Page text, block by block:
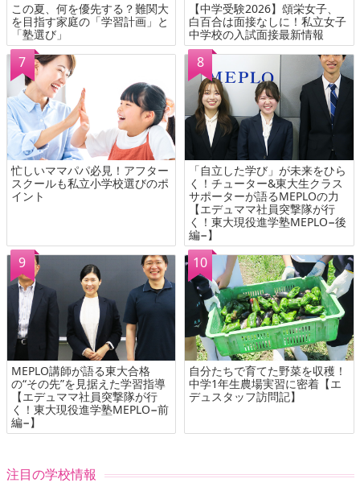
この夏、何を優先する？難関大
を目指す家庭の「学習計画」と
「塾選び」
【中学受験2026】頌栄女子、
白百合は面接なしに！私立女子
中学校の入試面接最新情報
忙しいママパパ必見！アフター
スクールも私立小学校選びのポ
イント
「自立した学び」が未来をひら
く！チューター&東大生クラス
サポーターが語るMEPLOの力
【エデュママ社員突撃隊が行
く！東大現役進学塾MEPLO−後
編−】
MEPLO講師が語る東大合格
の“その先”を見据えた学習指導
【エデュママ社員突撃隊が行
く！東大現役進学塾MEPLO−前
編−】
自分たちで育てた野菜を収穫！
中学1年生農場実習に密着【エ
デュスタッフ訪問記】
注目の学校情報